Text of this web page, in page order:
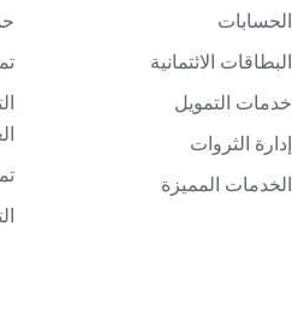
الحسابات
البطاقات الائتمانية
خدمات التمويل
إدارة الثروات
الخدمات المميزة